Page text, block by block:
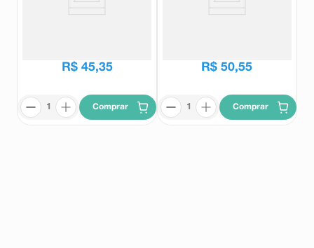
Espaçador Universal Enovamix
R$ 45,35
Comprar
Guarda-Chuva Enovamix Longo
R$ 50,55
Comprar